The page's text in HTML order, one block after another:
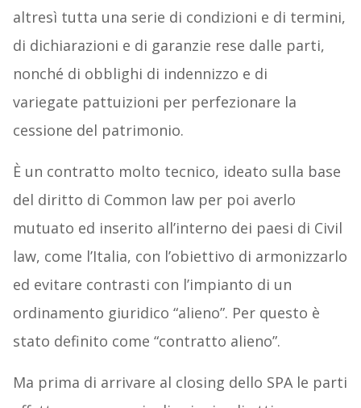
altresì tutta una serie di condizioni e di termini,
di dichiarazioni e di garanzie rese dalle parti,
nonché di obblighi di indennizzo e di
variegate pattuizioni per perfezionare la
cessione del patrimonio.
È un contratto molto tecnico, ideato sulla base
del diritto di Common law per poi averlo
mutuato ed inserito all’interno dei paesi di Civil
law, come l’Italia, con l’obiettivo di armonizzarlo
ed evitare contrasti con l’impianto di un
ordinamento giuridico “alieno”. Per questo è
stato definito come “contratto alieno”.
Ma prima di arrivare al closing dello SPA le parti